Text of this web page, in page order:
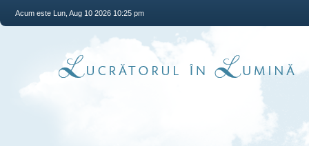
Acum este Lun, Aug 10 2026 10:25 pm